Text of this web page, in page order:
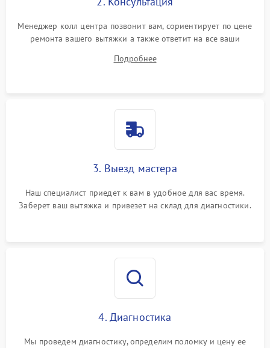
Менеджер колл центра позвонит вам, сориентирует по цене
ремонта вашего вытяжки а также ответит на все ваши
Подробнее
3. Выезд мастера
Наш специалист приедет к вам в удобное для вас время.
Заберет ваш вытяжка и привезет на склад для диагностики.
4. Диагностика
Мы проведем диагностику, определим поломку и цену ее